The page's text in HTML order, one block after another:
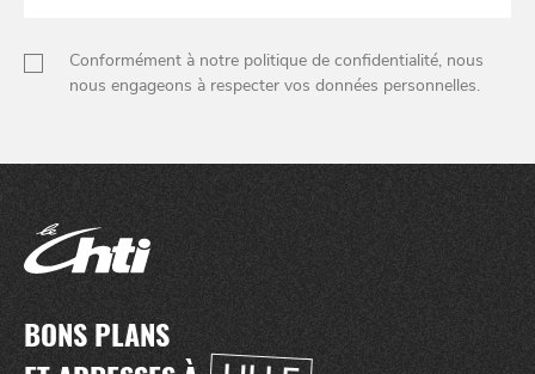
Conformément à notre politique de confidentialité, nous
nous engageons à respecter vos données personnelles.
BONS PLANS